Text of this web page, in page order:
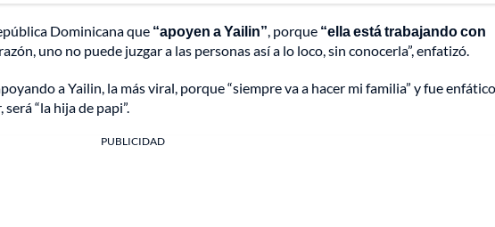
Dominicana que “apoyen a Yailin”, porque “ella está trabajando con
uno no puede juzgar a las personas así a lo loco, sin conocerla”, enfatizó.
a Yailin, la más viral, porque “siempre va a hacer mi familia” y fue
“la hija de papi”.
PUBLICIDAD